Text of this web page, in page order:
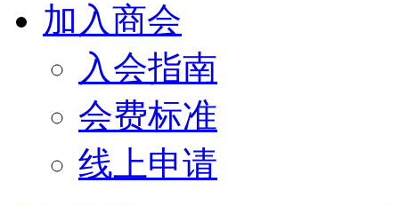
加入商会
入会指南
会费标准
线上申请